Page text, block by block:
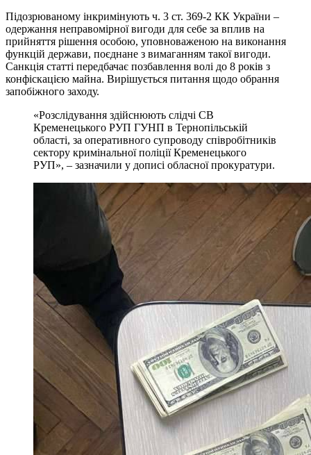
Підозрюваному інкримінують ч. 3 ст. 369-2 КК України –
одержання неправомірної вигоди для себе за вплив на
прийняття рішення особою, уповноваженою на виконання
функцій держави, поєднане з вимаганням такої вигоди.
Санкція статті передбачає позбавлення волі до 8 років з
конфіскацією майна. Вирішується питання щодо обрання
запобіжного заходу.
«Розслідування здійснюють слідчі СВ
Кременецького РУП ГУНП в Тернопільській
області, за оперативного супроводу співробітників
сектору кримінальної поліції Кременецького
РУП», – зазначили у дописі обласної прокуратури.